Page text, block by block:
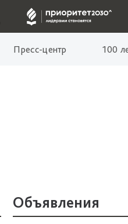
Пресс-центр 100
Объявления